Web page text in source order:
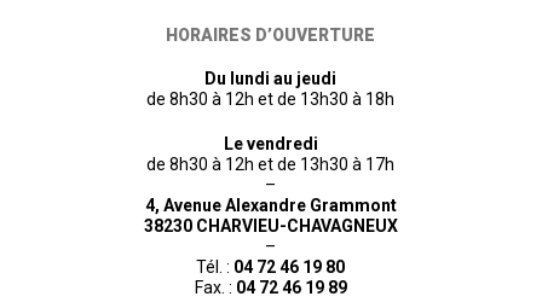
HORAIRES D’OUVERTURE
Du lundi au jeudi
de 8h30 à 12h et de 13h30 à 18h
Le vendredi
de 8h30 à 12h et de 13h30 à 17h
–
4, Avenue Alexandre Grammont
38230 CHARVIEU-CHAVAGNEUX
–
Tél. : 04 72 46 19 80
Fax. : 04 72 46 19 89